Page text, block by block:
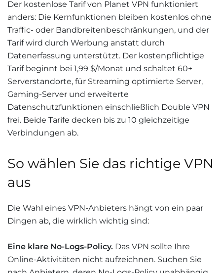
Der kostenlose Tarif von Planet VPN funktioniert
anders: Die Kernfunktionen bleiben kostenlos ohne
Traffic- oder Bandbreitenbeschränkungen, und der
Tarif wird durch Werbung anstatt durch
Datenerfassung unterstützt. Der kostenpflichtige
Tarif beginnt bei 1,99 $/Monat und schaltet 60+
Serverstandorte, für Streaming optimierte Server,
Gaming-Server und erweiterte
Datenschutzfunktionen einschließlich Double VPN
frei. Beide Tarife decken bis zu 10 gleichzeitige
Verbindungen ab.
So wählen Sie das richtige VPN
aus
Die Wahl eines VPN-Anbieters hängt von ein paar
Dingen ab, die wirklich wichtig sind:
Eine klare No-Logs-Policy. Das VPN sollte Ihre
Online-Aktivitäten nicht aufzeichnen. Suchen Sie